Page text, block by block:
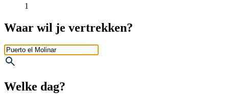
1
Waar wil je vertrekken?
Welke dag?